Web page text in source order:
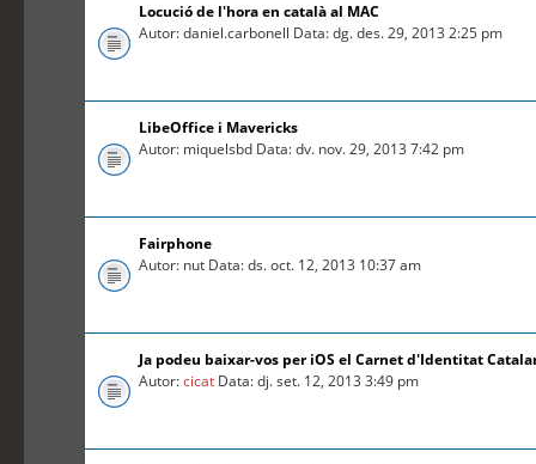
Locució de l'hora en català al MAC
Autor: daniel.carbonell Data: dg. des. 29, 2013 2:25 pm
LibeOffice i Mavericks
Autor: miquelsbd Data: dv. nov. 29, 2013 7:42 pm
Fairphone
Autor: nut Data: ds. oct. 12, 2013 10:37 am
Ja podeu baixar-vos per iOS el Carnet d'Identitat
Autor:cicat Data: dj. set. 12, 2013 3:49 pm